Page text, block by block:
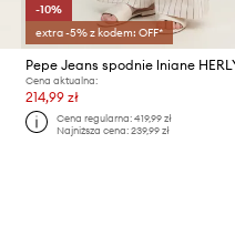
-10%
extra -5% z kodem: OFF*
Pepe Jeans spodnie lniane
Cena aktualna:
214,99 zł
Cena regularna: 419,99 zł
Najniższa cena: 239,99 zł